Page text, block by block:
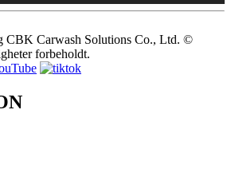
CBK Carwash Solutions Co., Ltd. ©
forbeholdt.